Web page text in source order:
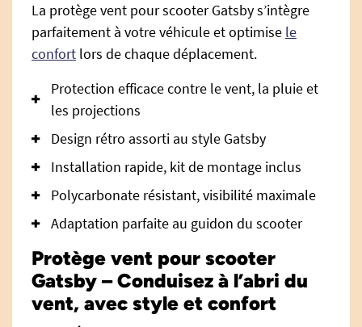
La protège vent pour scooter Gatsby s’intègre
parfaitement à votre véhicule et optimise le
confort lors de chaque déplacement.
Protection efficace contre le vent, la pluie et
les projections
Design rétro assorti au style Gatsby
Installation rapide, kit de montage inclus
Polycarbonate résistant, visibilité maximale
Adaptation parfaite au guidon du scooter
Protège vent pour scooter
Gatsby – Conduisez à l’abri du
vent, avec style et confort